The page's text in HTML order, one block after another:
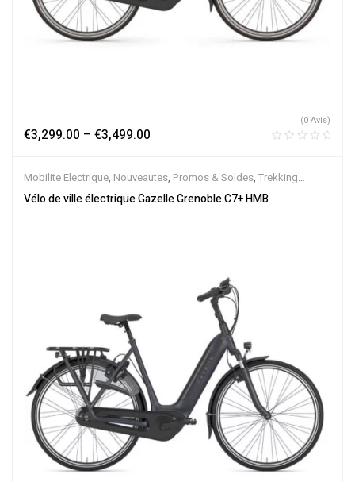
€3,299.00 – €3,499.00
(0 Avis)
Mobilite Electrique, Nouveautes, Promos & Soldes, Trekking
électrique,Vélo électrique ville,Velos Electriques,VTC Electrique
Vélo de ville électrique Gazelle Grenoble C7+ HMB